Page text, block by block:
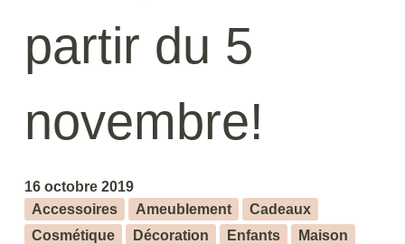
partir du 5
novembre!
16 octobre 2019
Accessoires
Ameublement
Cadeaux
Cosmétique
Décoration Enfants Maison